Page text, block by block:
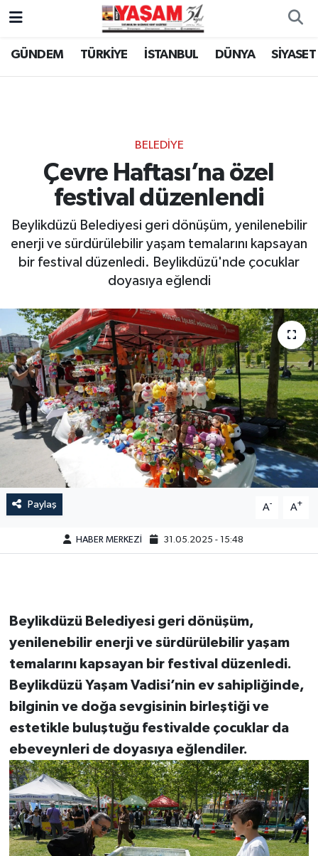
GÜNDEM TÜRKİYE İSTANBUL DÜNYA SİYASET
BELEDİYE
Çevre Haftası’na özel
festival düzenlendi
Beylikdüzü Belediyesi geri dönüşüm, yenilenebilir
enerji ve sürdürülebilir yaşam temalarını kapsayan
bir festival düzenledi. Beylikdüzü'nde çocuklar
doyasıya eğlendi
Paylaş A- A+
HABER MERKEZİ 31.05.2025 - 15:48
Beylikdüzü Belediyesi geri dönüşüm,
yenilenebilir enerji ve sürdürülebilir yaşam
temalarını kapsayan bir festival düzenledi.
Beylikdüzü Yaşam Vadisi’nin ev sahipliğinde,
bilginin ve doğa sevgisinin birleştiği ve
estetikle buluştuğu festivalde çocuklar da
ebeveynleri de doyasıya eğlendiler.